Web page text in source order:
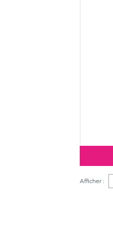
Afficher :